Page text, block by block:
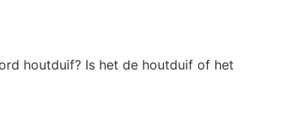
houtduif? Is het de houtduif of het